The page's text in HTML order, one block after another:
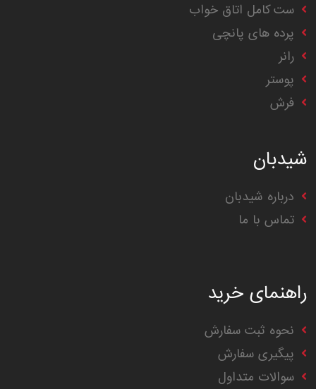
ست کامل اتاق خواب
پرده های پانچی
رانر
پوستر
فرش
شیدبان
درباره شیدبان
تماس با ما
راهنمای خرید
نحوه ثبت سفارش
پیگیری سفارش
سوالات متداول